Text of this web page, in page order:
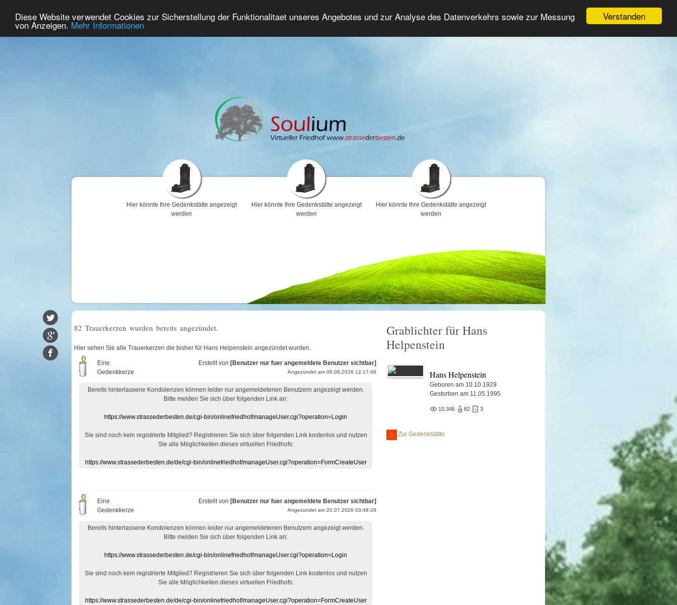
Verstanden
Diese Website verwendet Cookies zur Sicherstellung der Funktionalitaet unseres Angebotes und zur Analyse des Datenverkehrs sowie zur Messung
von Anzeigen. Mehr Informationen
Home Premium Gedenken Trauerforum Erweiterte Suche Anmelden
Hier könnte Ihre Gedenkstätte angezeigt
werden
Hier könnte Ihre Gedenkstätte angezeigt
werden
Hier könnte Ihre Gedenkstätte angezeigt
werden
82 Trauerkerzen wurden bereits angezündet.
Hier sehen Sie alle Trauerkerzen die bisher für Hans Helpenstein angezündet wurden.
Eine
Gedenkkerze
Erstellt von [Benutzer nur fuer angemeldete Benutzer sichtbar]
Angezündet am 06.08.2026 12:17:49
Bereits hinterlassene Kondolenzen können leider nur angemeldetenen Benutzern angezeigt werden.
Bitte melden Sie sich über folgenden Link an:
https://www.strassederbesten.de/cgi-bin/onlinefriedhof/manageUser.cgi?operation=Login
Sie sind noch kein registrierte Mitglied? Registrieren Sie sich über folgenden Link kostenlos und nutzen
Sie alle Möglichkeiten dieses virtuellen Friedhofs:
https://www.strassederbesten.de/de/cgi-bin/onlinefriedhof/manageUser.cgi?operation=FormCreateUser
Eine
Gedenkkerze
Erstellt von [Benutzer nur fuer angemeldete Benutzer sichtbar]
Angezündet am 20.07.2026 03:48:29
Bereits hinterlassene Kondolenzen können leider nur angemeldetenen Benutzern angezeigt werden.
Bitte melden Sie sich über folgenden Link an:
https://www.strassederbesten.de/cgi-bin/onlinefriedhof/manageUser.cgi?operation=Login
Sie sind noch kein registrierte Mitglied? Registrieren Sie sich über folgenden Link kostenlos und nutzen
Sie alle Möglichkeiten dieses virtuellen Friedhofs:
https://www.strassederbesten.de/de/cgi-bin/onlinefriedhof/manageUser.cgi?operation=FormCreateUser
Grablichter für Hans
Helpenstein
Hans Helpenstein
Geboren am 10.10.1929
Gestorben am 11.05.1995
10.346 82 3
Zur Gedenkstätte